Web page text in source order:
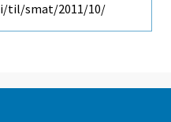
til/smat/2011/10/